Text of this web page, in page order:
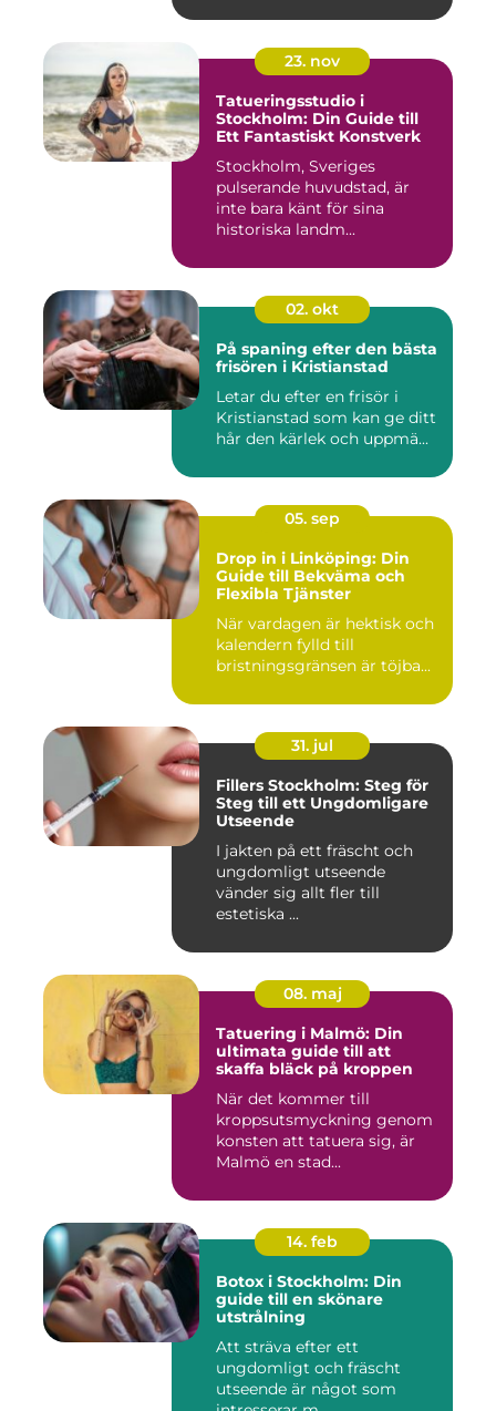
23. nov
Tatueringsstudio i
Stockholm: Din Guide till
Ett Fantastiskt Konstverk
Stockholm, Sveriges
pulserande huvudstad, är
inte bara känt för sina
historiska landm...
02. okt
På spaning efter den bästa
frisören i Kristianstad
Letar du efter en frisör i
Kristianstad som kan ge ditt
hår den kärlek och uppmä...
05. sep
Drop in i Linköping: Din
Guide till Bekväma och
Flexibla Tjänster
När vardagen är hektisk och
kalendern fylld till
bristningsgränsen är töjba...
31. jul
Fillers Stockholm: Steg för
Steg till ett Ungdomligare
Utseende
I jakten på ett fräscht och
ungdomligt utseende
vänder sig allt fler till
estetiska ...
08. maj
Tatuering i Malmö: Din
ultimata guide till att
skaffa bläck på kroppen
När det kommer till
kroppsutsmyckning genom
konsten att tatuera sig, är
Malmö en stad...
14. feb
Botox i Stockholm: Din
guide till en skönare
utstrålning
Att sträva efter ett
ungdomligt och fräscht
utseende är något som